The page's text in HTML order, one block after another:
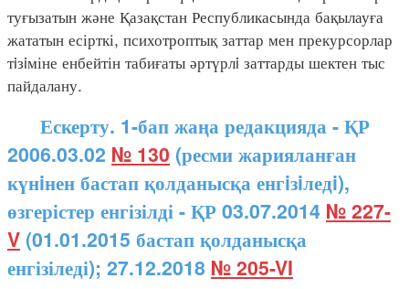
туғызатын және Қазақстан Республикасында бақылауға
жататын есірткі, психотроптық заттар мен прекурсорлар
тiзiміне енбейтін табиғаты әртүрлi заттарды шектен тыс
пайдалану.
Ескерту. 1-бап жаңа редакцияда - ҚР
2006.03.02 № 130 (ресми жарияланған
күнiнен бастап қолданысқа енгiзiледi),
өзгерістер енгізілді - ҚР 03.07.2014 № 227-
V (01.01.2015 бастап қолданысқа
енгізіледі); 27.12.2018 № 205-VI